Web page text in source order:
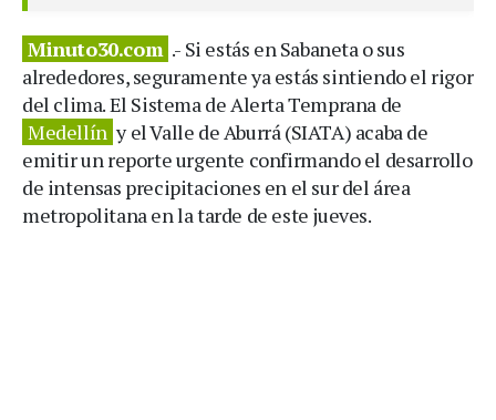
Minuto30.com .- Si estás en Sabaneta o sus
alrededores, seguramente ya estás sintiendo el rigor
del clima. El Sistema de Alerta Temprana de
Medellín y el Valle de Aburrá (SIATA) acaba de
emitir un reporte urgente confirmando el desarrollo
de intensas precipitaciones en el sur del área
metropolitana en la tarde de este jueves.